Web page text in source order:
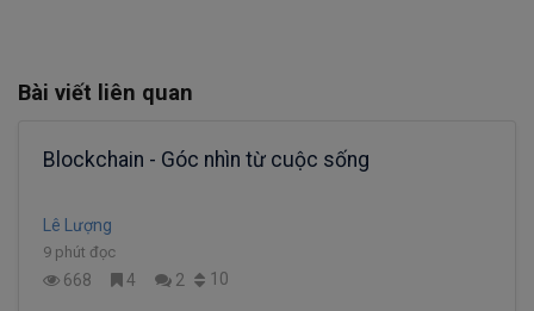
Bài viết liên quan
Blockchain - Góc nhìn từ cuộc sống
Lê Lượng
9 phút đọc
668 4 2 10